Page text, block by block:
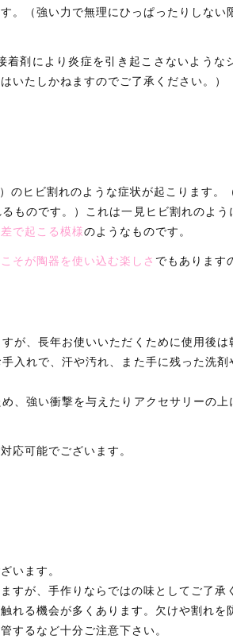
（強い力で無理にひっぱったりしない
剤により炎症を引き起こさないような
いたしかねますのでご了承ください。）
のヒビ割れのような症状が起こります。
ものです。）これは一見ヒビ割れのよ
で起こる模様のようなものです。
そが陶器を使い込む楽しさ でもあります
が、長年お使いいただくために使用後
入れで、汗や汚れ、また手に残った洗
、強い衝撃を与えたりアクセサリーの
応可能でございます。
います。
すが、手作りならではの味としてご了承
れる機会が多くあります。欠けや割れを
するなど十分ご注意下さい。
お知